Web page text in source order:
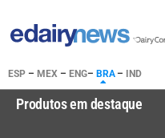
ESP – MEX – ENG– BRA– IND
Produtos em destaque